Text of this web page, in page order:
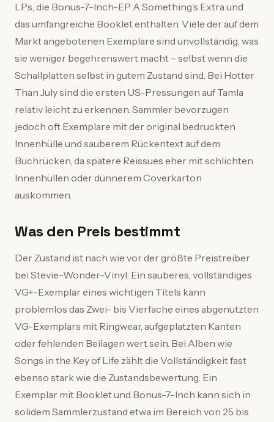
LPs, die Bonus-7-Inch-EP A Something’s Extra und
das umfangreiche Booklet enthalten. Viele der auf dem
Markt angebotenen Exemplare sind unvollständig, was
sie weniger begehrenswert macht – selbst wenn die
Schallplatten selbst in gutem Zustand sind. Bei Hotter
Than July sind die ersten US-Pressungen auf Tamla
relativ leicht zu erkennen. Sammler bevorzugen
jedoch oft Exemplare mit der original bedruckten
Innenhülle und sauberem Rückentext auf dem
Buchrücken, da spätere Reissues eher mit schlichten
Innenhüllen oder dünnerem Coverkarton
auskommen.
Was den Preis bestimmt
Der Zustand ist nach wie vor der größte Preistreiber
bei Stevie-Wonder-Vinyl. Ein sauberes, vollständiges
VG+-Exemplar eines wichtigen Titels kann
problemlos das Zwei- bis Vierfache eines abgenutzten
VG-Exemplars mit Ringwear, aufgeplatzten Kanten
oder fehlenden Beilagen wert sein. Bei Alben wie
Songs in the Key of Life zählt die Vollständigkeit fast
ebenso stark wie die Zustandsbewertung: Ein
Exemplar mit Booklet und Bonus-7-Inch kann sich in
solidem Sammlerzustand etwa im Bereich von 25 bis